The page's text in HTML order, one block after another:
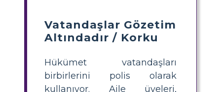
Vatandaşlar Gözetim
Altındadır / Korku
Hükümet vatandaşları
birbirlerini polis olarak
kullanıyor. Aile üyeleri,